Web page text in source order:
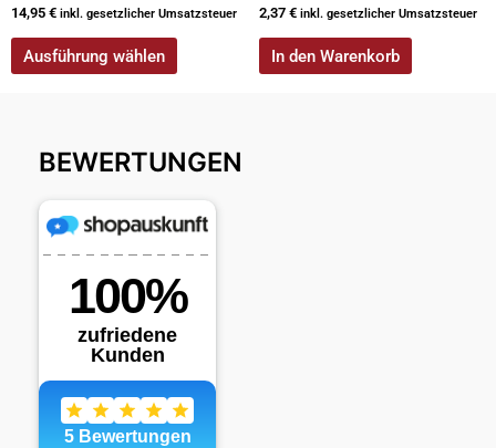
14,95 € inkl. gesetzlicher Umsatzsteuer
Ausführung wählen
2,37 € inkl. gesetzlicher Umsatzsteuer
In den Warenkorb
BEWERTUNGEN